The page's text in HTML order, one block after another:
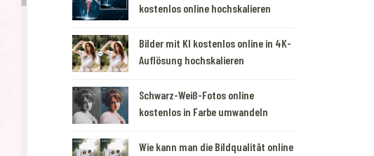
kostenlos online hochskalieren
Bilder mit KI kostenlos online in 4K-
Auflösung hochskalieren
Schwarz-Weiß-Fotos online
kostenlos in Farbe umwandeln
Wie kann man die Bildqualität online